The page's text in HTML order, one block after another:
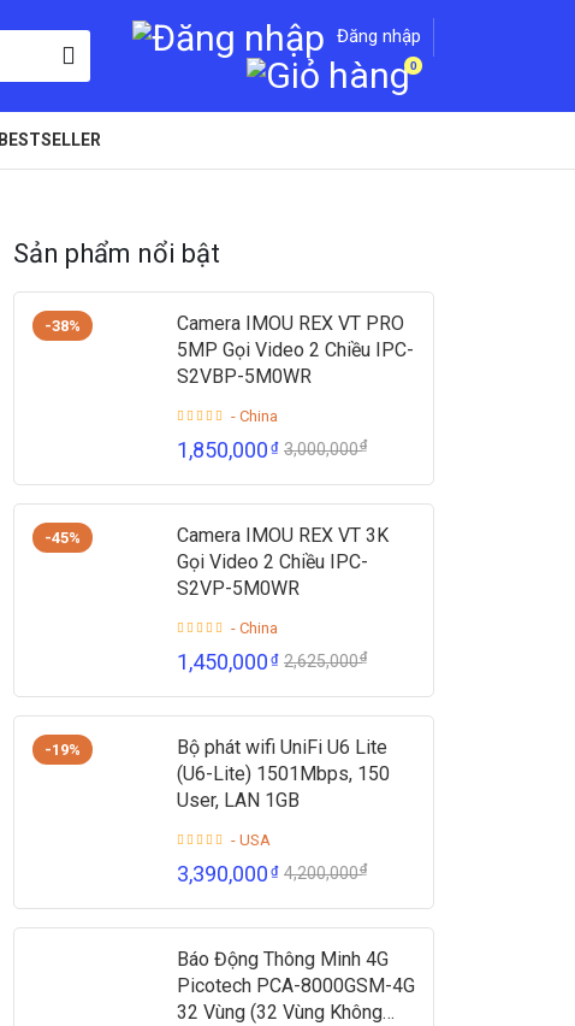
Đăng nhập
0
BESTSELLER
Sản phẩm nổi bật
-38%
Camera IMOU REX VT PRO
5MP Gọi Video 2 Chiều IPC-
S2VBP-5M0WR
- China
1,850,000₫ 3,000,000₫
-45%
Camera IMOU REX VT 3K
Gọi Video 2 Chiều IPC-
S2VP-5M0WR
- China
1,450,000₫ 2,625,000₫
-19%
Bộ phát wifi UniFi U6 Lite
(U6-Lite) 1501Mbps, 150
User, LAN 1GB
- USA
3,390,000₫ 4,200,000₫
Báo Động Thông Minh 4G
Picotech PCA-8000GSM-4G
32 Vùng (32 Vùng Không